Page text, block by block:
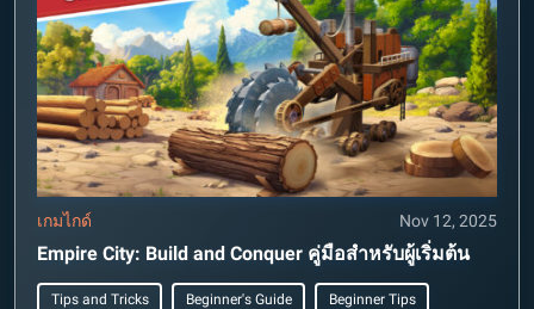
เกมไกด์ Nov 12, 2025
Empire City: Build and Conquer คู่มือสำหรับผู้เริ่มต้น
Tips and Tricks Beginner's Guide Beginner Tips